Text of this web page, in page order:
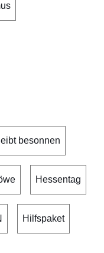
besonnen
Hessentag
Hilfspaket